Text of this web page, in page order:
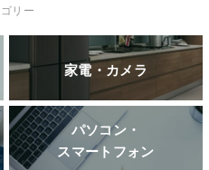
リー
家電・カメラ
パソコン・
スマートフォン